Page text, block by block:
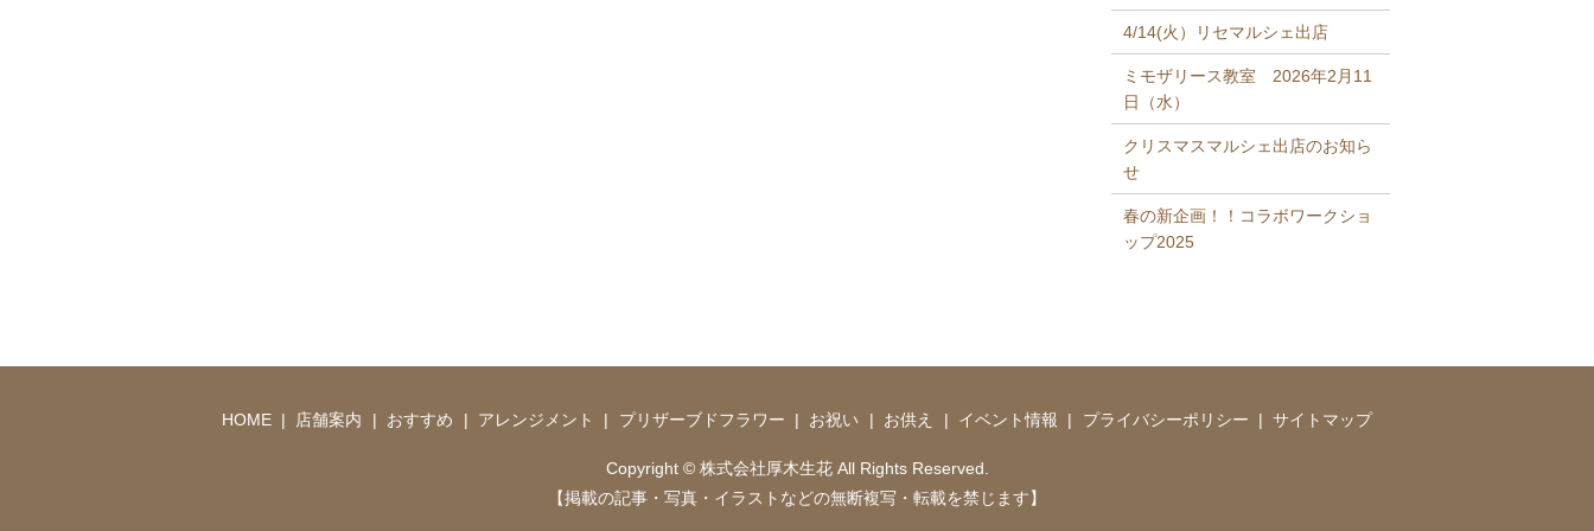
4/14(火）リセマルシェ出店
ミモザリース教室 2026年2月11
日（水）
クリスマスマルシェ出店のお知ら
せ
春の新企画！！コラボワークショ
ップ2025
HOME 店舗案内 おすすめ アレンジメント プリザーブドフラワー お祝い お供え イベント情報 プライバシーポリシー サイトマップ
Copyright © 株式会社厚木生花 All Rights Reserved.
【掲載の記事・写真・イラストなどの無断複写・転載を禁じます】